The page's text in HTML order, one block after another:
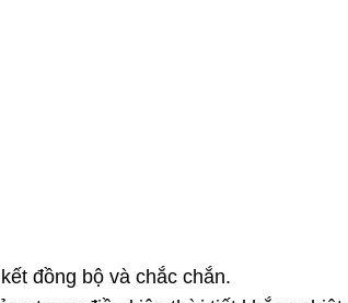
đồng bộ và chắc chắn.